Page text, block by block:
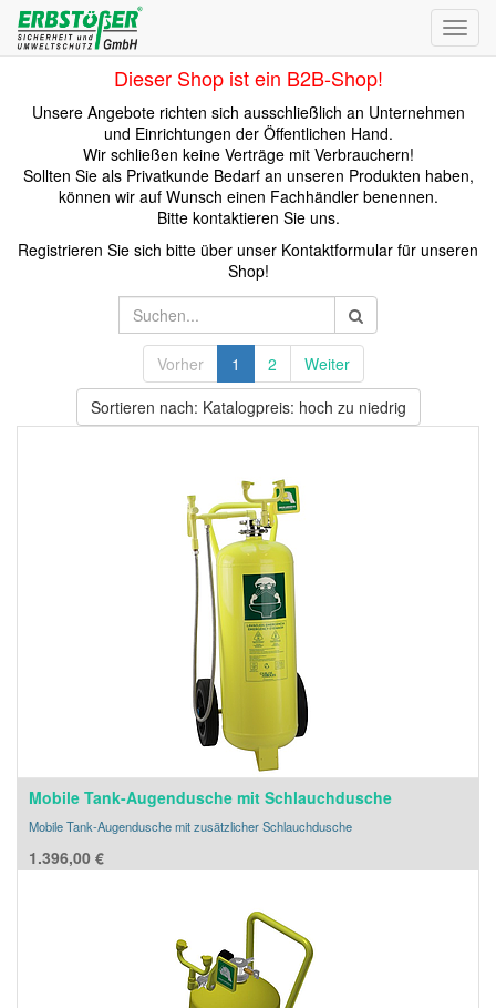
Dieser Shop ist ein B2B-Shop!
Unsere Angebote richten sich ausschließlich an Unternehmen
und Einrichtungen der Öffentlichen Hand.
Wir schließen keine Verträge mit Verbrauchern!
Sollten Sie als Privatkunde Bedarf an unseren Produkten haben,
können wir auf Wunsch einen Fachhändler benennen.
Bitte kontaktieren Sie uns.
Registrieren Sie sich bitte über unser Kontaktformular für unseren
Shop!
Vorher 1 2
Weiter
Sortieren nach: Katalogpreis: hoch zu niedrig
Mobile Tank-Augendusche mit Schlauchdusche
Mobile Tank-Augendusche mit zusätzlicher Schlauchdusche
1.396,00 €